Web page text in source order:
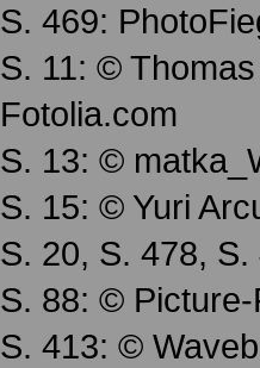
S. 469:
S. 11: ©
Fotolia.com
S. 13: ©
S. 15: © Yuri
S. 20, S. 478,
S. 88: ©
S. 413: ©